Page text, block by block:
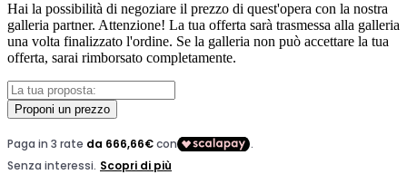
Hai la possibilità di negoziare il prezzo di quest'opera con la nostra
galleria partner. Attenzione! La tua offerta sarà trasmessa alla galleria
una volta finalizzato l'ordine. Se la galleria non può accettare la tua
offerta, sarai rimborsato completamente.
Proponi un prezzo